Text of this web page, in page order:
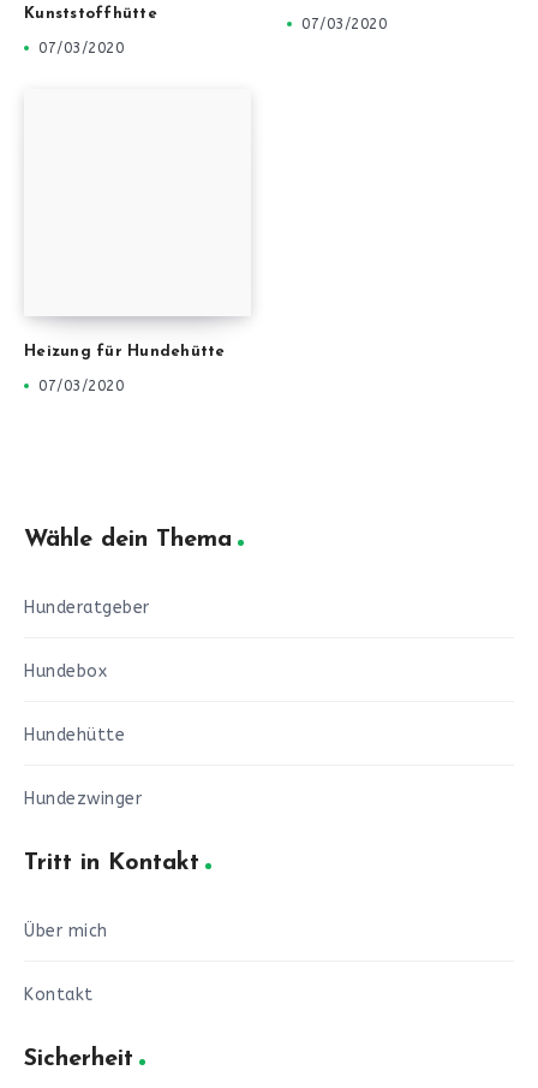
Kunststoffhütte
07/03/2020
07/03/2020
Heizung für Hundehütte
07/03/2020
Wähle dein Thema
Hunderatgeber
Hundebox
Hundehütte
Hundezwinger
Tritt in Kontakt
Über mich
Kontakt
Sicherheit